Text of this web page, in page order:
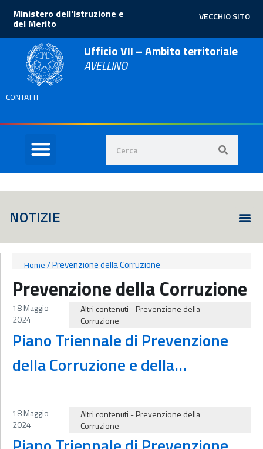
VECCHIO SITO
Ministero dell'Istruzione e
del Merito
Ufficio VII – Ambito territoriale
AVELLINO
CONTATTI
NOTIZIE
Home/Prevenzione della Corruzione
Prevenzione della Corruzione
18 Maggio
2024
Altri contenuti -Prevenzione della
Corruzione
Piano Triennale di Prevenzione
della Corruzione e della
Trasparenza delle istituzioni
scolastiche 2022-24
18 Maggio
2024
Altri contenuti -Prevenzione della
Corruzione